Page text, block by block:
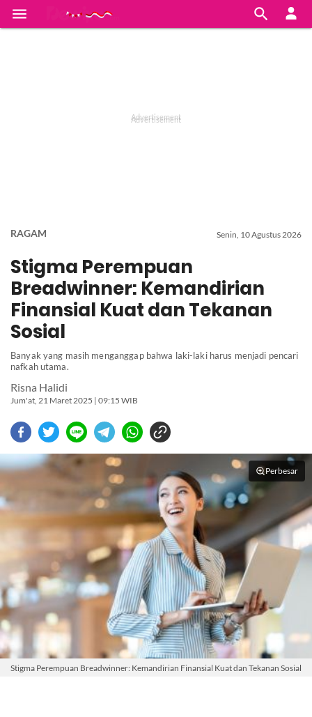
 
RAGAM Senin, 10 Agustus 2026
Stigma Perempuan
Breadwinner: Kemandirian
Finansial Kuat dan Tekanan
Sosial
Banyak yang masih menganggap bahwa laki-laki harus menjadi pencari
nafkah utama.
Risna Halidi
Jum'at, 21 Maret 2025 | 09:15 WIB
Perbesar
Stigma Perempuan Breadwinner: Kemandirian Finansial Kuat dan Tekanan Sosial